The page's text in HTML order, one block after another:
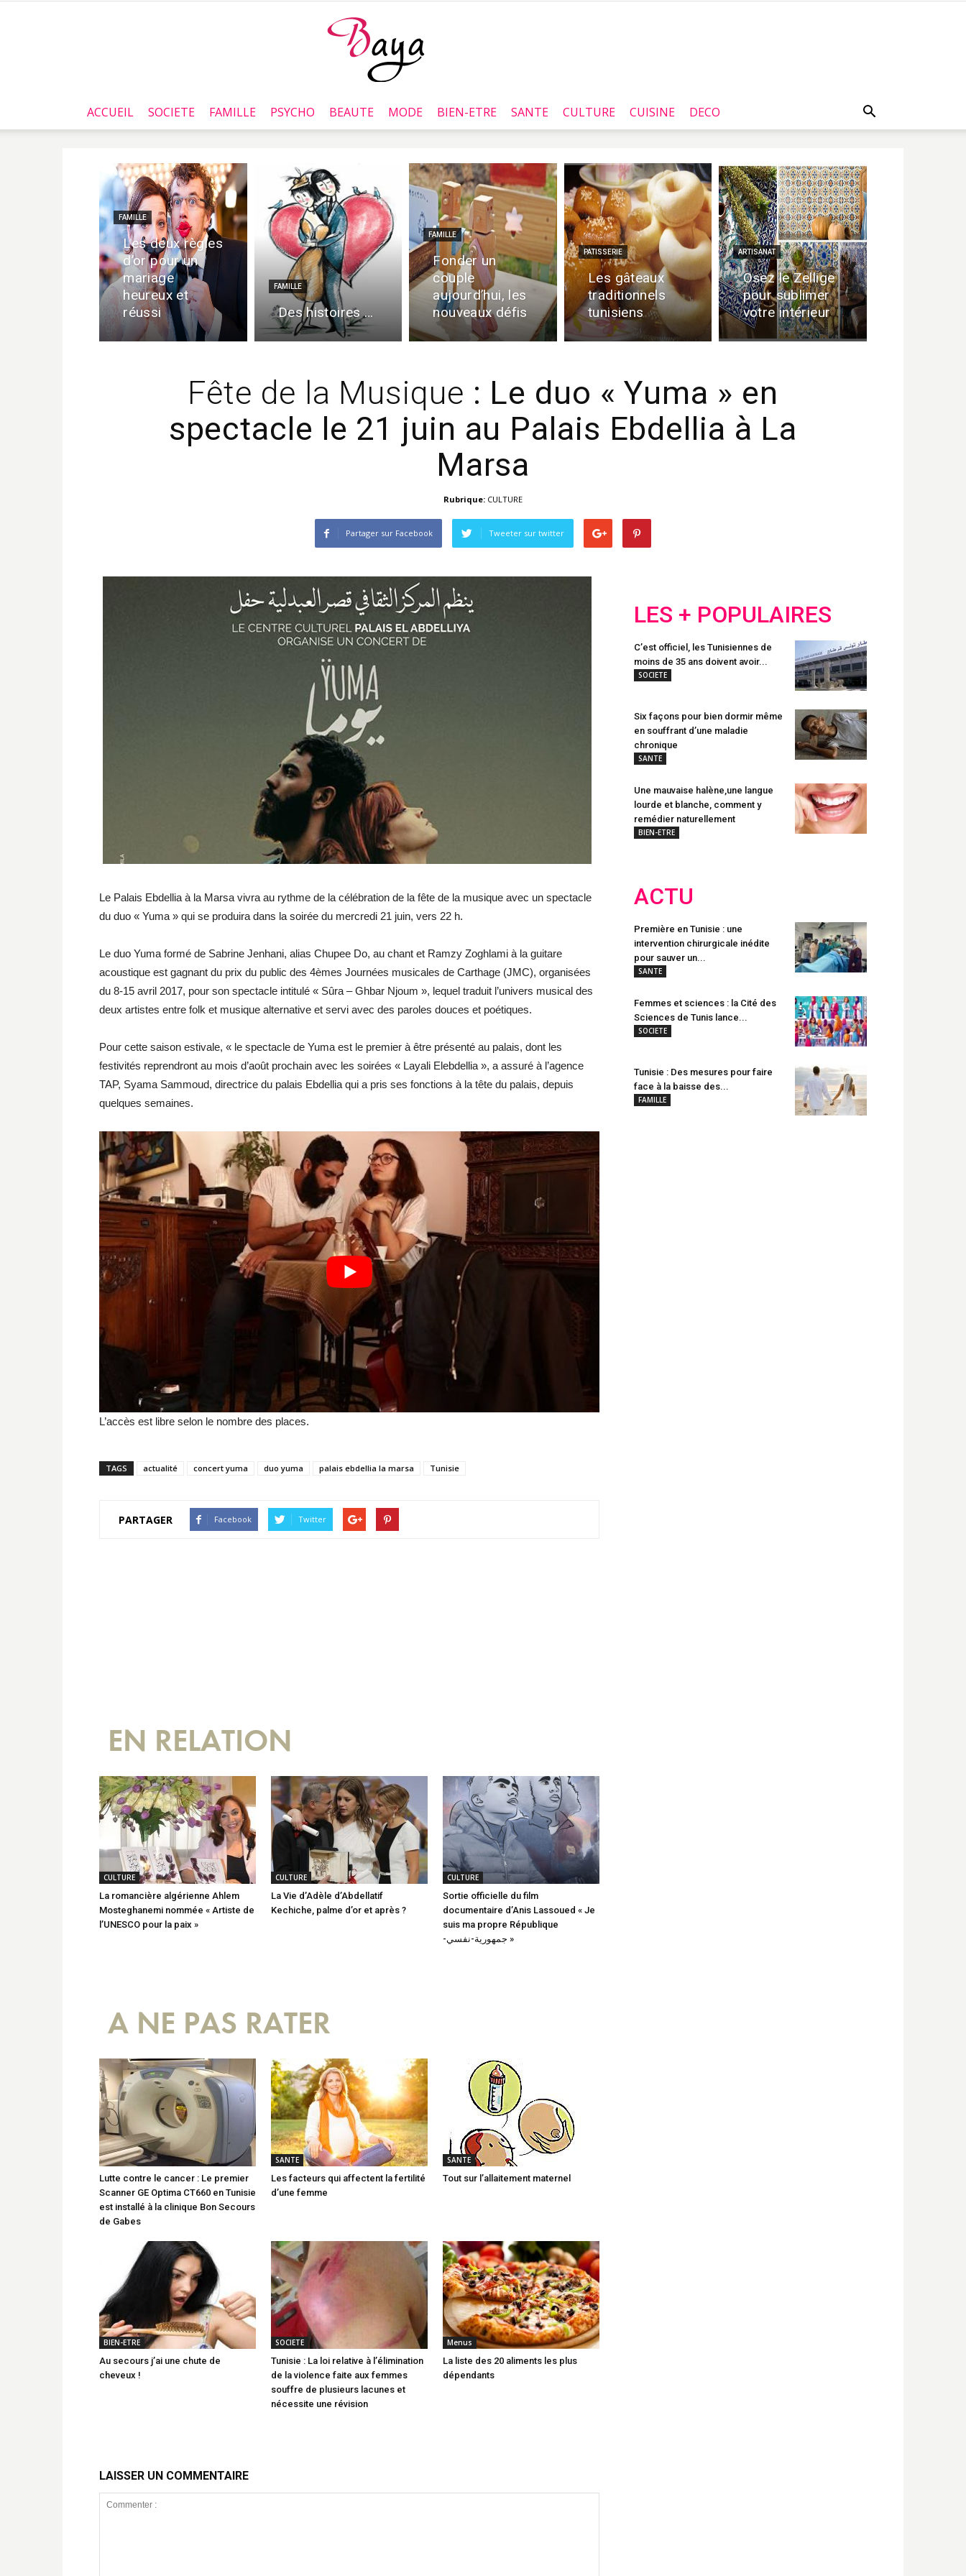
Baya.tn
ACCUEIL SOCIETE FAMILLE PSYCHO BEAUTE MODE BIEN-ETRE SANTE CULTURE CUISINE DECO
FAMILLE
Les deux règles
d’or pour un
mariage
heureux et
réussi
FAMILLE
Des histoires …
FAMILLE
Fonder un
couple
aujourd’hui, les
nouveaux défis
PATISSERIE
Les gâteaux
traditionnels
tunisiens
ARTISANAT
Osez le Zellige
pour sublimer
votre intérieur
Fête de la Musique : Le duo « Yuma » en
spectacle le 21 juin au Palais Ebdellia à La
Marsa
Rubrique: CULTURE
Partager sur Facebook Tweeter sur twitter
Le Palais Ebdellia à la Marsa vivra au rythme de la célébration de la fête de la musique avec un spectacle
du duo « Yuma » qui se produira dans la soirée du mercredi 21 juin, vers 22 h.
Le duo Yuma formé de Sabrine Jenhani, alias Chupee Do, au chant et Ramzy Zoghlami à la guitare
acoustique est gagnant du prix du public des 4èmes Journées musicales de Carthage (JMC), organisées
du 8-15 avril 2017, pour son spectacle intitulé « Sûra – Ghbar Njoum », lequel traduit l’univers musical des
deux artistes entre folk et musique alternative et servi avec des paroles douces et poétiques.
Pour cette saison estivale, « le spectacle de Yuma est le premier à être présenté au palais, dont les
festivités reprendront au mois d’août prochain avec les soirées « Layali Elebdellia », a assuré à l’agence
TAP, Syama Sammoud, directrice du palais Ebdellia qui a pris ses fonctions à la tête du palais, depuis
quelques semaines.
L’accès est libre selon le nombre des places.
TAGS actualité concert yuma duo yuma palais ebdellia la marsa Tunisie
PARTAGER Facebook Twitter
EN RELATION
CULTURE
La romancière algérienne Ahlem
Mosteghanemi nommée « Artiste de
l’UNESCO pour la paix »
CULTURE
La Vie d’Adèle d’Abdellatif
Kechiche, palme d’or et après ?
CULTURE
Sortie officielle du film
documentaire d’Anis Lassoued « Je
suis ma propre République
-جمهورية-نفسي »
A NE PAS RATER
Lutte contre le cancer : Le premier
Scanner GE Optima CT660 en Tunisie
est installé à la clinique Bon Secours
de Gabes
SANTE
Les facteurs qui affectent la fertilité
d’une femme
SANTE
Tout sur l’allaitement maternel
BIEN-ETRE
Au secours j’ai une chute de
cheveux !
SOCIETE
Tunisie : La loi relative à l’élimination
de la violence faite aux femmes
souffre de plusieurs lacunes et
nécessite une révision
Menus
La liste des 20 aliments les plus
dépendants
LAISSER UN COMMENTAIRE
LES + POPULAIRES
C’est officiel, les Tunisiennes de
moins de 35 ans doivent avoir...
SOCIETE
Six façons pour bien dormir même
en souffrant d’une maladie
chronique
SANTE
Une mauvaise halène,une langue
lourde et blanche, comment y
remédier naturellement
BIEN-ETRE
ACTU
Première en Tunisie : une
intervention chirurgicale inédite
pour sauver un...
SANTE
Femmes et sciences : la Cité des
Sciences de Tunis lance...
SOCIETE
Tunisie : Des mesures pour faire
face à la baisse des...
FAMILLE